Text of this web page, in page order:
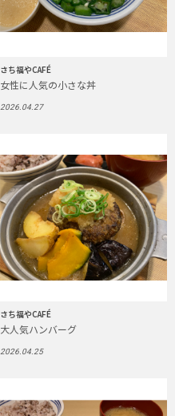
さち福やCAFÉ
女性に人気の小さな丼
2026.04.27
さち福やCAFÉ
大人気ハンバーグ
2026.04.25